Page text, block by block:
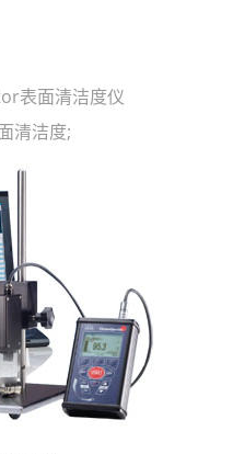
表面清洁度仪
清洁度;